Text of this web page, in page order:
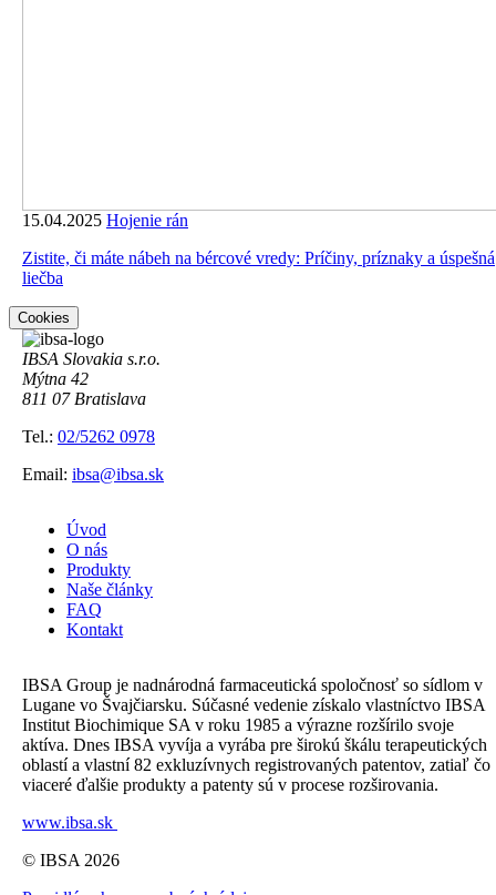
15.04.2025 Hojenie rán
Zistite, či máte nábeh na bércové vredy: Príčiny, príznaky a úspešná
liečba
Cookies
IBSA Slovakia s.r.o.
Mýtna 42
811 07 Bratislava
Tel.: 02/5262 0978
Email: ibsa@ibsa.sk
Úvod
O nás
Produkty
Naše články
FAQ
Kontakt
IBSA Group je nadnárodná farmaceutická spoločnosť so sídlom v
Lugane vo Švajčiarsku. Súčasné vedenie získalo vlastníctvo IBSA
Institut Biochimique SA v roku 1985 a výrazne rozšírilo svoje
aktíva. Dnes IBSA vyvíja a vyrába pre širokú škálu terapeutických
oblastí a vlastní 82 exkluzívnych registrovaných patentov, zatiaľ čo
viaceré ďalšie produkty a patenty sú v procese rozširovania.
www.ibsa.sk
© IBSA 2026